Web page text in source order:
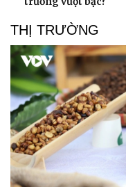
Sức khỏe
Dinh dưỡng - món ngon
Cây thuốc
Sản phụ khoa
Nhi khoa
Nam khoa
Làm đẹp - giảm cân
Phòng mạch online
Ăn sạch sống khỏe
THỊ TRƯỜNG